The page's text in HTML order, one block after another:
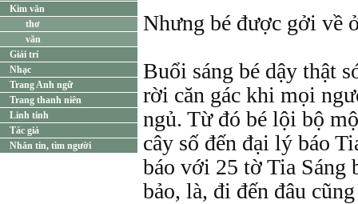
Kim văn
thơ
văn
Giải trí
Nhạc
Trang Anh ngữ
Trang thanh niên
Linh tinh
Tác giả
Nhắn tin, tìm người
Nhưng bé được gởi về
Buổi sáng bé dậy thật
rời căn gác khi mọi
ngủ. Từ đó bé lội bộ
cây số đến đại lý báo
báo với 25 tờ Tia Sáng
bảo, là, đi đến đâu